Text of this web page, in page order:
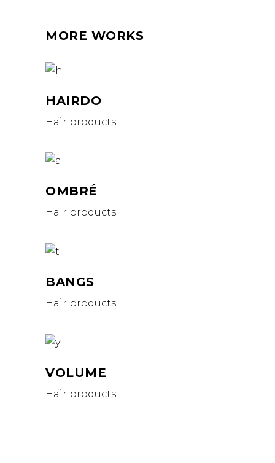
MORE WORKS
HAIRDO
Hair products
OMBRÉ
Hair products
BANGS
Hair products
VOLUME
Hair products